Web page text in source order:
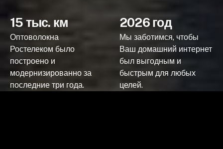
15 тыс. км
Оптоволокна
Ростелеком было
построено и
модернизированно за
последние три года.
2026 год
Мы заботимся, чтобы
Ваш домашний интернет
был выгодным и
быстрым для любых
целей.